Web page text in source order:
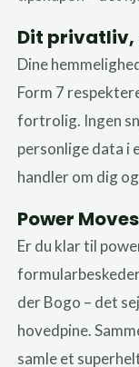
Dit privatliv,
Dine
Form 7
fortrolig. Ingen
personlige data i
handler om dig
Power
Er du klar til
der Bogo – det
hovedpine.
samle et